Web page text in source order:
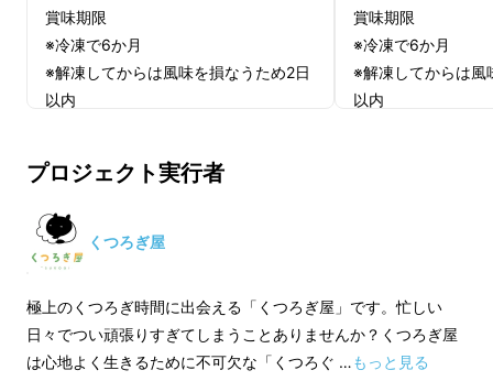
と美味しさから『
とろ生ガトーショコラ』と名
づけました。
高品質チョコレート
を限界ギリギリまで配合
用。家にいながら極上の「旨い」
…………………………………………………………………
ミシュラン三つ星店が認めた
賞味期限
※冷凍で6か月
※解凍してからは風味を損なうため2日
以内
賞味期限
※冷凍で6か月
※解凍してからは風
以内
プロジェクト実行者
くつろぎ屋
極上のくつろぎ時間に出会える「くつろぎ屋」です。忙しい
日々でつい頑張りすぎてしまうことありませんか？くつろぎ屋
は心地よく生きるために不可欠な「くつろぐ …もっと見る